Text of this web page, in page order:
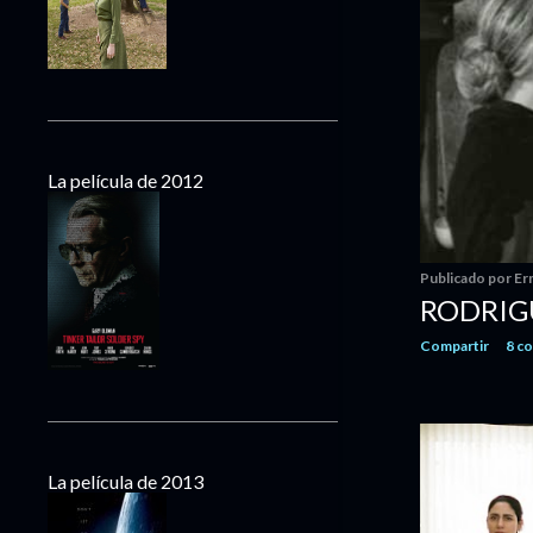
Publicado por
Compartir 8
mayo 13
abril 8
febrero 10
2016 140
diciembre
noviembre
11
octubre
septiembre
agosto
10
11
La película de 2012
La película de 2013